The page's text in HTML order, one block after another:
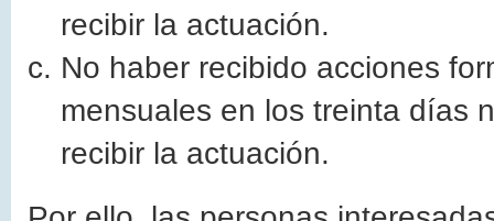
recibir la actuación.
No haber recibido acciones
mensuales en los treinta días
recibir la actuación.